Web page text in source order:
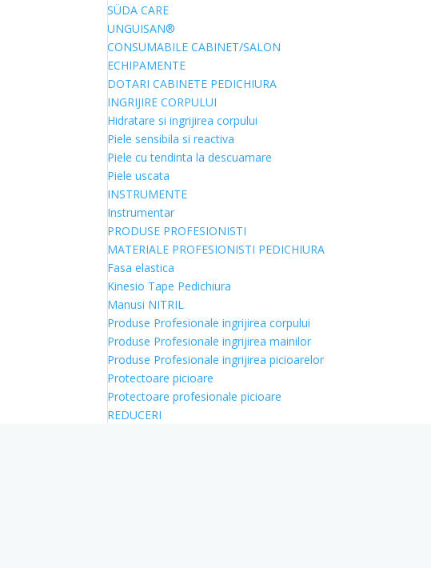
SÜDA CARE
UNGUISAN®
CONSUMABILE CABINET/SALON
ECHIPAMENTE
DOTARI CABINETE PEDICHIURA
INGRIJIRE CORPULUI
Hidratare si ingrijirea corpului
Piele sensibila si reactiva
Piele cu tendinta la descuamare
Piele uscata
INSTRUMENTE
Instrumentar
PRODUSE PROFESIONISTI
MATERIALE PROFESIONISTI PEDICHIURA
Fasa elastica
Kinesio Tape Pedichiura
Manusi NITRIL
Produse Profesionale ingrijirea corpului
Produse Profesionale ingrijirea mainilor
Produse Profesionale ingrijirea picioarelor
Protectoare picioare
Protectoare profesionale picioare
REDUCERI